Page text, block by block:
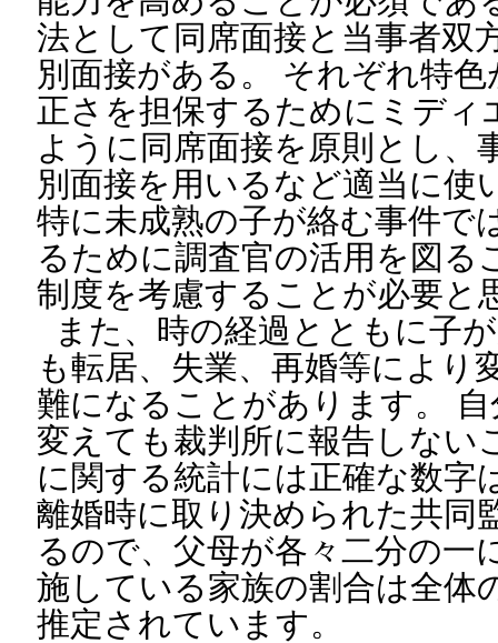
法として同席面接と当事者双
別面接がある。 それぞれ特
正さを担保するためにミディ
ように同席面接を原則とし、
別面接を用いるなど適当に使
特に未成熟の子が絡む事件で
るために調査官の活用を図る
制度を考慮することが必要と
また、時の経過とともに子
も転居、失業、再婚等により
難になることがあります。
変えても裁判所に報告しない
に関する統計には正確な数字
離婚時に取り決められた共同
るので、父母が各々二分の一
施している家族の割合は全体
推定されています。